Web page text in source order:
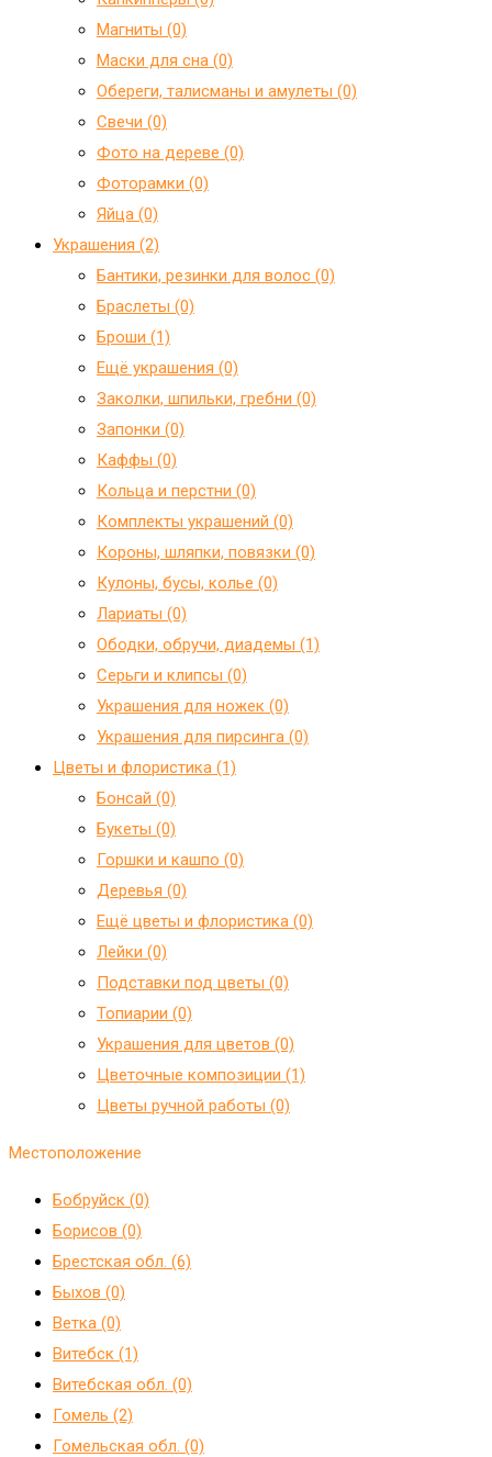
Магниты (0)
Маски для сна (0)
Обереги, талисманы и амулеты (0)
Свечи (0)
Фото на дереве (0)
Фоторамки (0)
Яйца (0)
Украшения (2)
Бантики, резинки для волос (0)
Браслеты (0)
Броши (1)
Ещё украшения (0)
Заколки, шпильки, гребни (0)
Запонки (0)
Каффы (0)
Кольца и перстни (0)
Комплекты украшений (0)
Короны, шляпки, повязки (0)
Кулоны, бусы, колье (0)
Лариаты (0)
Ободки, обручи, диадемы (1)
Серьги и клипсы (0)
Украшения для ножек (0)
Украшения для пирсинга (0)
Цветы и флористика (1)
Бонсай (0)
Букеты (0)
Горшки и кашпо (0)
Деревья (0)
Ещё цветы и флористика (0)
Лейки (0)
Подставки под цветы (0)
Топиарии (0)
Украшения для цветов (0)
Цветочные композиции (1)
Цветы ручной работы (0)
Местоположение
Бобруйск (0)
Борисов (0)
Брестская обл. (6)
Быхов (0)
Ветка (0)
Витебск (1)
Витебская обл. (0)
Гомель (2)
Гомельская обл. (0)